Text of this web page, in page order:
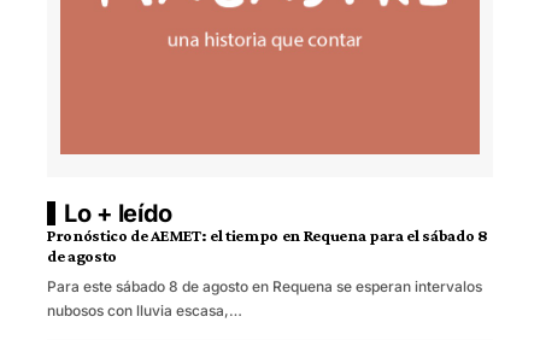
Lo + leído
Pronóstico de AEMET: el tiempo en Requena para el sábado 8
de agosto
Para este sábado 8 de agosto en Requena se esperan intervalos
nubosos con lluvia escasa,…